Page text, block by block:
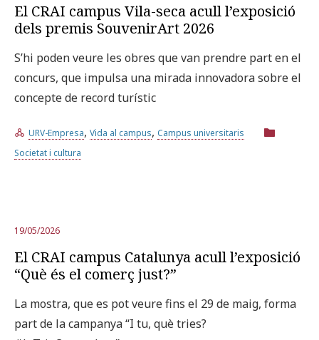
El CRAI campus Vila-seca acull l’exposició
dels premis SouvenirArt 2026
S’hi poden veure les obres que van prendre part en el
concurs, que impulsa una mirada innovadora sobre el
concepte de record turístic
URV-Empresa, Vida al campus, Campus universitaris
Societat i cultura
19/05/2026
El CRAI campus Catalunya acull l’exposició
“Què és el comerç just?”
La mostra, que es pot veure fins el 29 de maig, forma
part de la campanya “I tu, què tries?